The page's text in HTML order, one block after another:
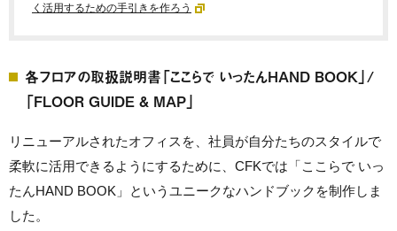
く活用するための手引きを作ろう
各フロアの取扱説明書「ここらで いったんHAND BOOK」/
「FLOOR GUIDE & MAP」
リニューアルされたオフィスを、社員が自分たちのスタイルで
柔軟に活用できるようにするために、CFKでは「ここらで いっ
たんHAND BOOK」というユニークなハンドブックを制作しま
した。